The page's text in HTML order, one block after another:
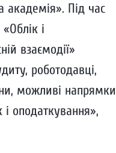
академія». Під час
і
взаємодії»
роботодавці,
можливі напрямки
і оподаткування»,